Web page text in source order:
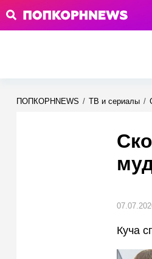
ПОПКОРНNEWS / ТВ и сериалы /
Куча